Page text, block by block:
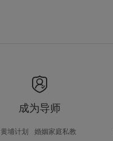
成为导师
黄埔计划 婚姻家庭私教